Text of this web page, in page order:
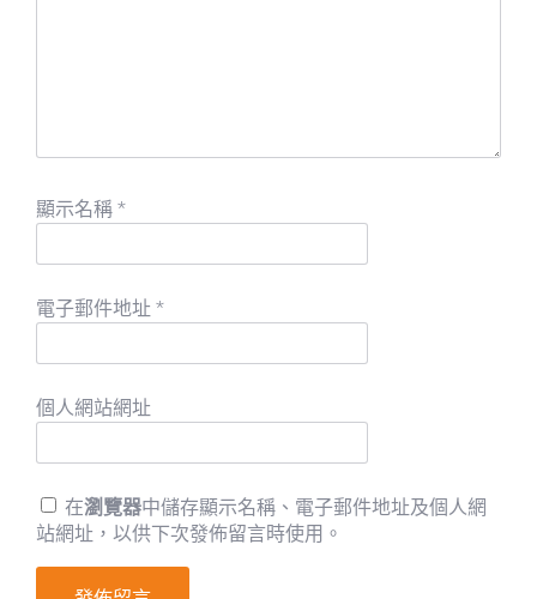
顯示名稱 *
電子郵件地址 *
個人網站網址
在瀏覽器中儲存顯示名稱、電子郵件地址及個人網
站網址，以供下次發佈留言時使用。